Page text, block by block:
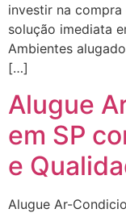
investir na
solução imediata
Ambientes
[…]
Alugue
em SP
e
Alugue Ar-